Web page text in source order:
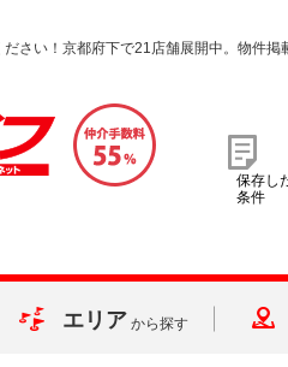
さい！京都府下で21店舗展開中。物件掲
保存し
条件
エリア から探す